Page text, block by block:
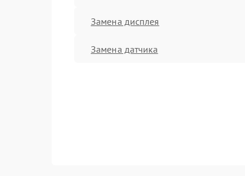
Замена дисплея
Замена датчика